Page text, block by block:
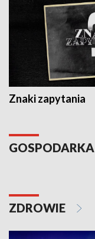
Znaki zapytania
GOSPODARKA
ZDROWIE